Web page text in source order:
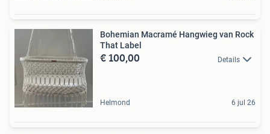
Bohemian Macramé Hangwieg van Rock
That Label
€ 100,00 Details
Helmond 6 jul 26